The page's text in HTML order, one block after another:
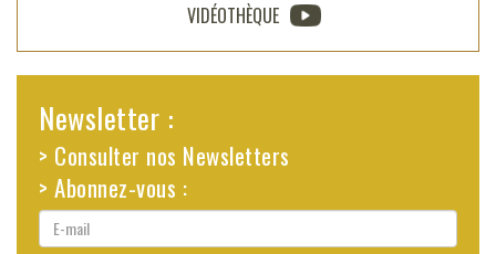
VIDÉOTHÈQUE
Newsletter :
> Consulter nos Newsletters
> Abonnez-vous :
E-